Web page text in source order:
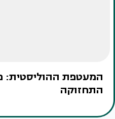
המעטפת ההוליסטית:
התחזוקה